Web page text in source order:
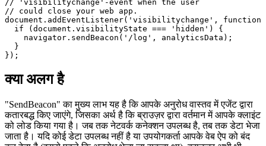
// The following example is taken directly
// from the MDN page, linked in the addendum
// at the end of this page.
// It demonstrates the usage with the
// 'visibilitychange'-event when the user
// could close your web app.
  if (document.visibilityState === 'hidden') {
    navigator.sendBeacon('/log', analyticsData);
क्या अलग है